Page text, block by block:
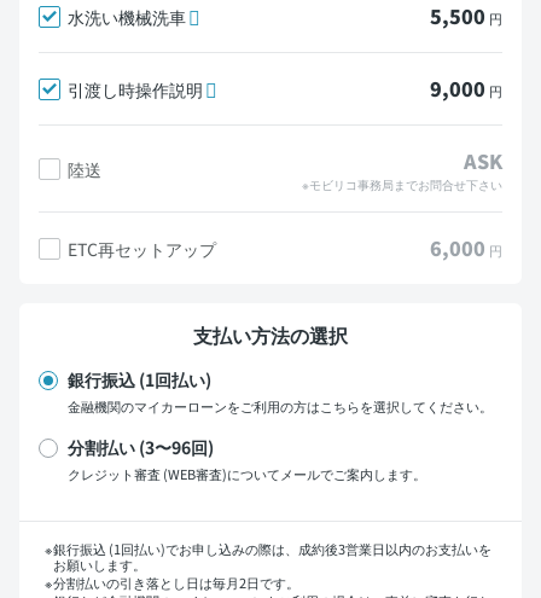
水洗い機械洗車 5,500 円
引渡し時操作説明 9,000 円
陸送 ASK
※モビリコ事務局までお問合せ下さい
ETC再セットアップ 6,000 円
支払い方法の選択
銀行振込 (1回払い)
金融機関のマイカーローンをご利用の方はこちらを選択してください。
分割払い (3〜96回)
クレジット審査 (WEB審査)についてメールでご案内します。
支払い回数
銀行振込 (1回払い)でお申し込みの際は、成約後3営業日以内のお支払いを
お願いします。
分割払いの引き落とし日は毎月2日です。